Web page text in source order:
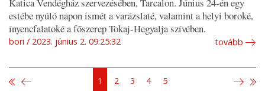
estébe nyúló napon ismét a varázslaté, valamint a helyi boroké,
ínyencfalatoké a főszerep Tokaj-Hegyalja szívében.
bori 2023. június 2. 09:25:32 tovább
1 2 3 4 5